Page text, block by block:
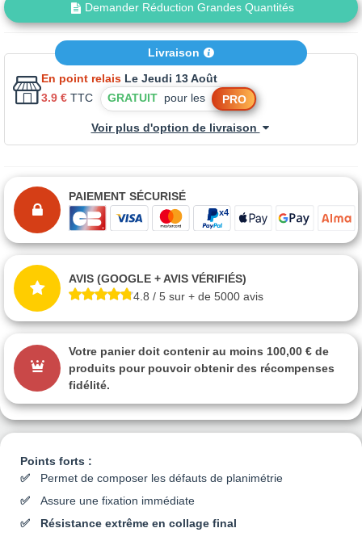
Points forts :
Permet de composer les défauts de planimétrie
Assure une fixation immédiate
Résistance extrême en collage final
Demander Réduction Grandes Quantités
Livraison
En point relais Le Jeudi 13 Août
3.9 € TTC GRATUIT pour les PRO
Voir plus d'option de livraison
PAIEMENT SÉCURISÉ
AVIS (GOOGLE + AVIS VÉRIFIÉS)
4.8 / 5 sur + de 5000 avis
Votre panier doit contenir au moins 100,00 € de
produits pour pouvoir obtenir des récompenses
fidélité.